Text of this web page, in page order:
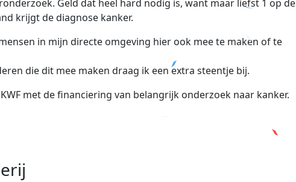
Geld dat heel hard nodig is, want maar liefst 1 op de
krijgt de diagnose kanker.
in mijn directe omgeving hier ook mee te maken of te
die dit mee maken draag ik een extra steentje bij.
met de financiering van belangrijk onderzoek naar kanker.